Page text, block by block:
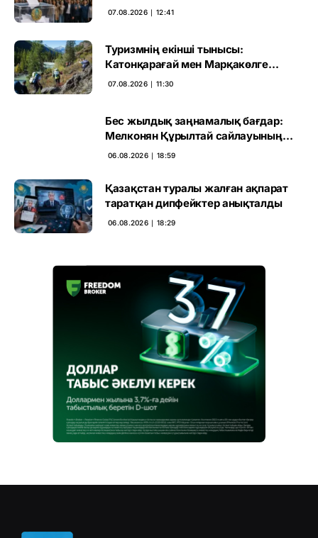
07.08.2026 ∣ 12:41
Туризмнің екінші тынысы:
Катонқарағай мен Марқакөлге
инвестиция не береді
07.08.2026 ∣ 11:30
Бес жылдық заңнамалық бағдар:
Мелконян Құрылтай сайлауының
маңызын бағалады
06.08.2026 ∣ 18:59
Қазақстан туралы жалған ақпарат
таратқан дипфейктер анықталды
06.08.2026 ∣ 18:29